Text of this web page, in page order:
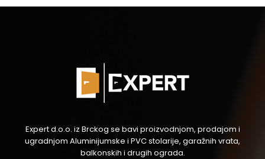
Expert d.o.o. iz Brckog se bavi proizvodnjom, prodajom i
ugradnjom Aluminijumske i PVC stolarije, garažnih vrata,
balkonskih i drugih ograda.